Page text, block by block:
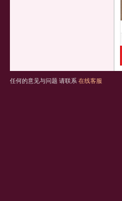
任何的意见与问题 请联系 在线客服